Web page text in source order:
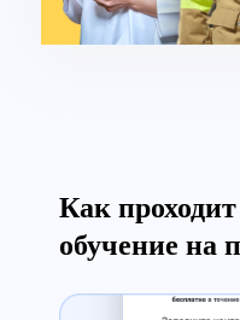
Как проходит
обучение на